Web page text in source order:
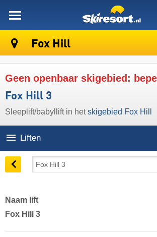
Fox Hill
Geen openbaar skigebied:
Fox Hill 3
Sleeplift/babyllift in hetskigebied Fox Hill
Liften
Naam lift
Fox Hill 3